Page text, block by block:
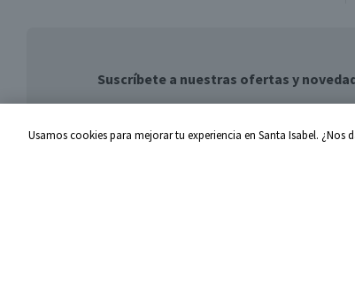
Suscríbete a nuestras ofertas y
Usamos cookies para mejorar tu experiencia en Santa Isabel. ¿Nos